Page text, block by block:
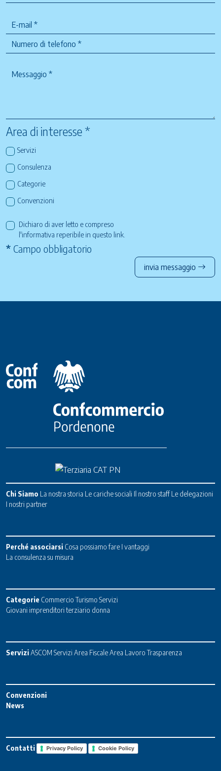
Area di interesse *
Servizi
Consulenza
Categorie
Convenzioni
Dichiaro di aver letto e compreso
l'informativa reperibile in questo link
* Campo obbligatorio
invia messaggio
Chi Siamo La nostra storia Le cariche sociali Il nostro staff Le delegazioni
I nostri partner
Perché associarsi Cosa possiamo fare I vantaggi
La consulenza su misura
Categorie Commercio Turismo Servizi
Giovani imprenditori terziario donna
ServiziASCOM Servizi Area FiscaleArea Lavoro Trasparenza
Convenzioni
News
Contatti Privacy Policy Cookie Policy